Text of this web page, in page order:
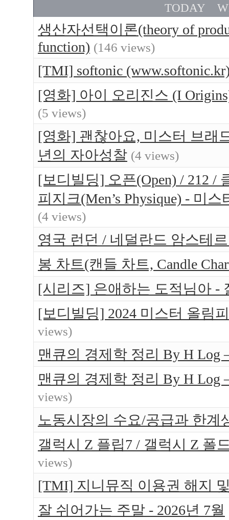
TODAY
생산자선택이론(theory of
function) (146 views)
[TMI] softonic
[영화] 아이 오리진스 (I
(5 views)
[영화] 괜찮아요, 미스터 브래
년의 자아성찰 (4 views)
[보디빌딩] 오픈(Open) / 212 /
피지크(Men’s Physique) - 미
(4 views)
영국 런던 / 네덜란드 암스테
봉 차트(캔들 차트, Candle
[시리즈] 은애하는 도적님아 -
[보디빌딩] 2024 미스터 올림
views)
맨큐의 경제학 정리 By H Log
맨큐의 경제학 정리 By H Log
views)
노동시장의 수요/공급과 한계
갤럭시 Z 플립7 / 갤럭시 Z 폴
views)
[TMI] 지니뮤직 이용권 해지
잘 쉬어가는 주말 - 2026년 7월